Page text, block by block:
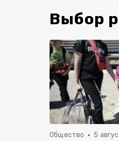
Выбор
Общество 5